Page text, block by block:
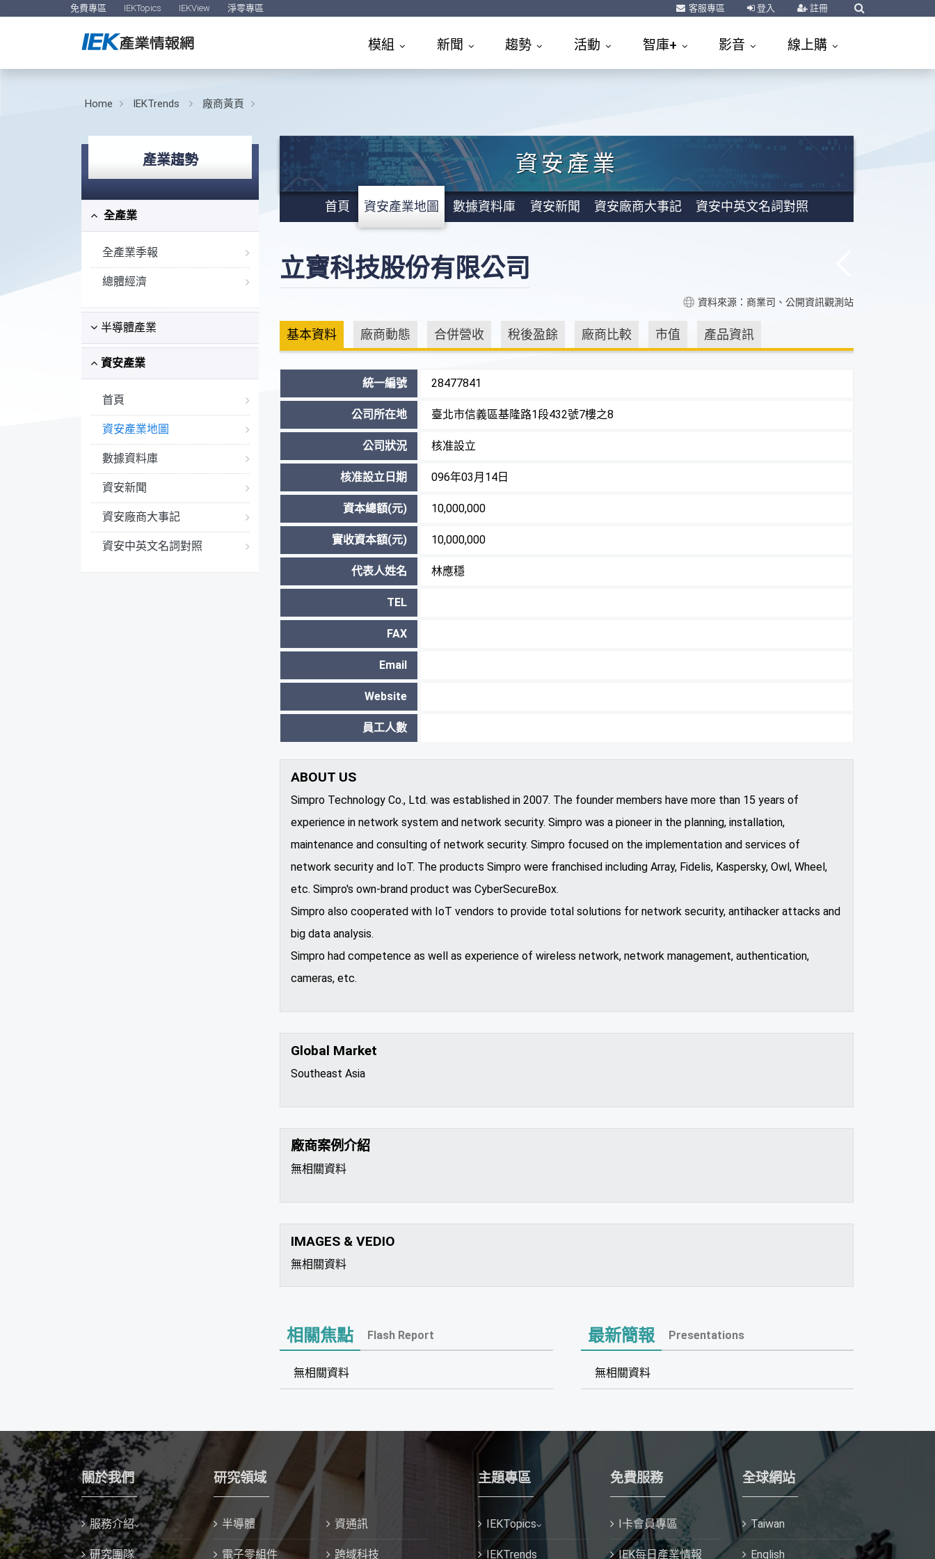
免費專區 IEKTopics IEKView 淨零專區 客服專區 登入 註冊
模組 新聞 趨勢 活動 智庫+ 影音 線上購
Home IEKTrends 廠商黃頁
產業趨勢
全產業
全產業季報
總體經濟
半導體產業
資安產業
首頁
資安產業地圖
數據資料庫
資安新聞
資安廠商大事記
資安中英文名詞對照
資安產業
首頁 資安產業地圖 數據資料庫 資安新聞 資安廠商大事記 資安中英文名詞對照
立寶科技股份有限公司
資料來源：商業司、公開資訊觀測站
基本資料 廠商動態 合併營收 稅後盈餘 廠商比較 市值 產品資訊
統一編號 28477841
公司所在地 臺北市信義區基隆路1段432號7樓之8
公司狀況 核准設立
核准設立日期 096年03月14日
資本總額(元) 10,000,000
實收資本額(元) 10,000,000
代表人姓名 林應穩
TEL
FAX
Email
Website
員工人數
ABOUT US
Simpro Technology Co., Ltd. was established in 2007. The founder members have more than 15 years of
experience in network system and network security. Simpro was a pioneer in the planning, installation,
maintenance and consulting of network security. Simpro focused on the implementation and services of
network security and IoT. The products Simpro were franchised including Array, Fidelis, Kaspersky, Owl, Wheel,
etc. Simpro's own-brand product was CyberSecureBox.
Simpro also cooperated with IoT vendors to provide total solutions for network security, antihacker attacks and
big data analysis.
Simpro had competence as well as experience of wireless network, network management, authentication,
cameras, etc.
Global Market
Southeast Asia
廠商案例介紹
無相關資料
IMAGES & VEDIO
無相關資料
相關焦點 Flash Report
無相關資料
最新簡報 Presentations
無相關資料
關於我們
服務介紹
研究團隊
研究領域
半導體 資通訊
電子零組件 跨域科技
主題專區
IEKTopics
IEKTrends
免費服務
I卡會員專區
IEK每日產業情報
全球網站
Taiwan
English